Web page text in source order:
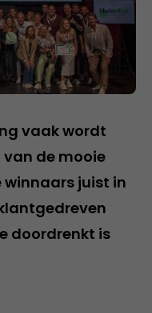
vaak wordt
van de mooie
winnaars juist in
doordrenkt is